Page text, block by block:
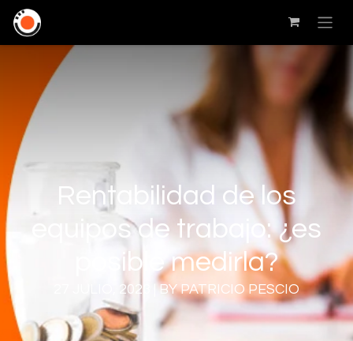
Rentabilidad de los
equipos de trabajo: ¿es
posible medirla?
27 JULIO, 2023 | BY PATRICIO PESCIO